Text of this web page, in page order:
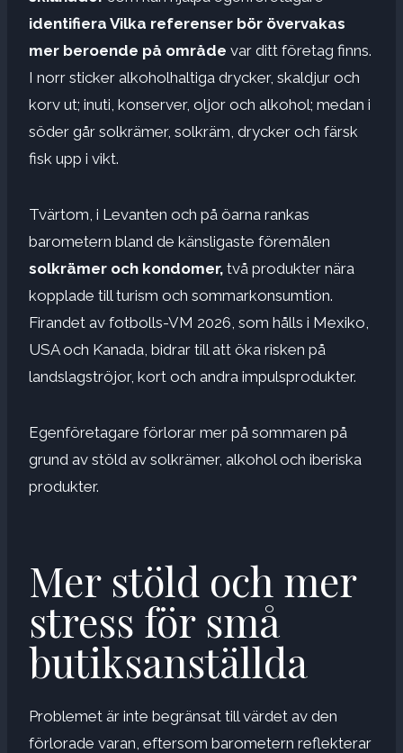
identifiera Vilka referenser bör övervakas
mer beroende på område var ditt företag finns.
I norr sticker alkoholhaltiga drycker, skaldjur och
korv ut; inuti, konserver, oljor och alkohol; medan i
söder går solkrämer, solkräm, drycker och färsk
fisk upp i vikt.
Tvärtom, i Levanten och på öarna rankas
barometern bland de känsligaste föremålen
solkrämer och kondomer, två produkter nära
kopplade till turism och sommarkonsumtion.
Firandet av fotbolls-VM 2026, som hålls i Mexiko,
USA och Kanada, bidrar till att öka risken på
landslagströjor, kort och andra impulsprodukter.
Egenföretagare förlorar mer på sommaren på
grund av stöld av solkrämer, alkohol och iberiska
produkter.
Mer stöld och mer
stress för små
butiksanställda
Problemet är inte begränsat till värdet av den
förlorade varan, eftersom barometern reflekterar